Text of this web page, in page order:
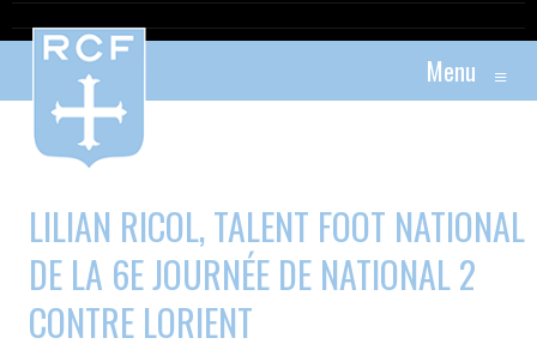
Menu ≡
LILIAN RICOL, TALENT FOOT NATIONAL
DE LA 6E JOURNÉE DE NATIONAL 2
CONTRE LORIENT